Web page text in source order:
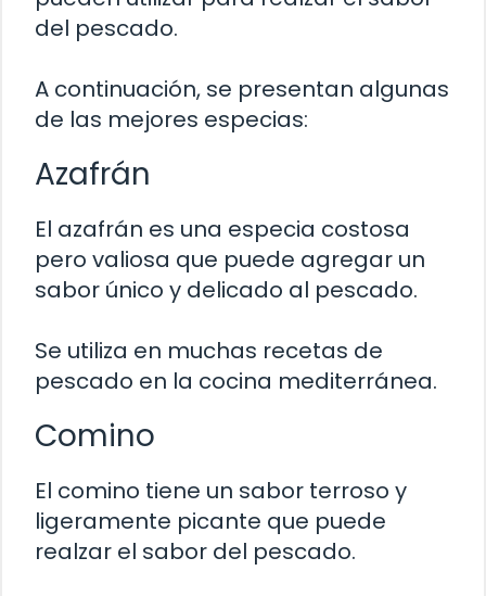
del pescado.
A continuación, se presentan algunas
de las mejores especias:
Azafrán
El azafrán es una especia costosa
pero valiosa que puede agregar un
sabor único y delicado al pescado.
Se utiliza en muchas recetas de
pescado en la cocina mediterránea.
Comino
El comino tiene un sabor terroso y
ligeramente picante que puede
realzar el sabor del pescado.